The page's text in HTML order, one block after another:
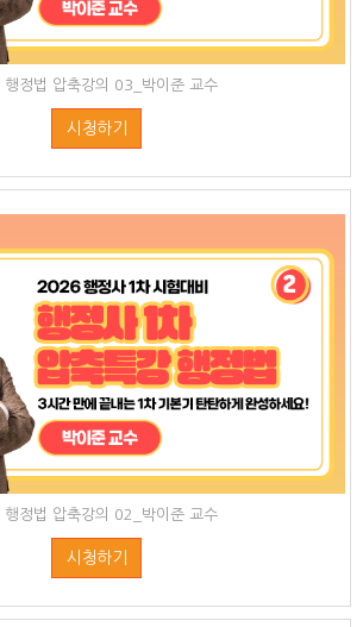
행정법 압축강의 03_박이준 교수
시청하기
행정법 압축강의 02_박이준 교수
시청하기